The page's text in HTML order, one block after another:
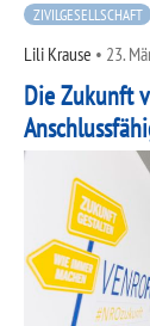
ZIVILGESELLSCHAFT
Lili Krause • 23.
Die Zukunft